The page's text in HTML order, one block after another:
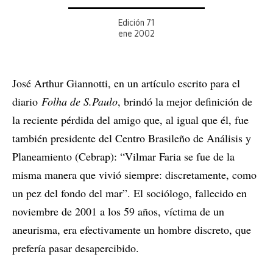
Edición 71
ene 2002
José Arthur Giannotti, en un artículo escrito para el
diario Folha de S.Paulo, brindó la mejor definición de
la reciente pérdida del amigo que, al igual que él, fue
también presidente del Centro Brasileño de Análisis y
Planeamiento (Cebrap): “Vilmar Faria se fue de la
misma manera que vivió siempre: discretamente, como
un pez del fondo del mar”. El sociólogo, fallecido en
noviembre de 2001 a los 59 años, víctima de un
aneurisma, era efectivamente un hombre discreto, que
prefería pasar desapercibido.